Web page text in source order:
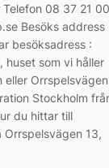
08 37 21 00
Besöks address
besöksadress :
huset som vi håller
Orrspelsvägen
Stockholm
du hittar till
13,